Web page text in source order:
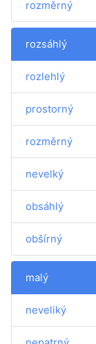
rozměrný
rozsáhlý
rozlehlý
prostorný
rozměrný
nevelký
obsáhlý
obšírný
malý
neveliký